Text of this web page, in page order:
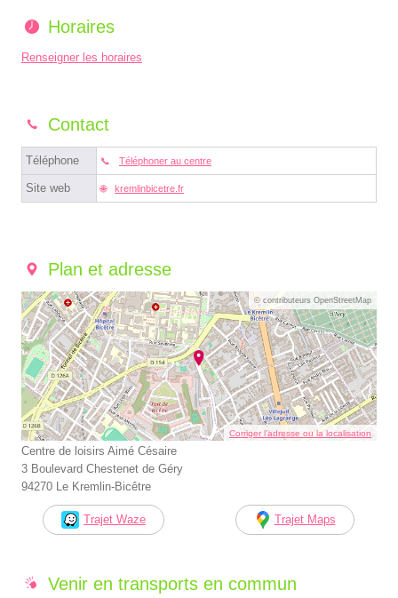
Horaires
Renseigner les horaires
Contact
Téléphone Téléphoner au centre
Site web kremlinbicetre.fr
Plan et adresse
© contributeurs OpenStreetMap
Corriger l’adresse ou la localisation
Centre de loisirs Aimé Césaire
3 Boulevard Chestenet de Géry
94270 Le Kremlin-Bicêtre
Trajet Waze Trajet Maps
Venir en transports en commun